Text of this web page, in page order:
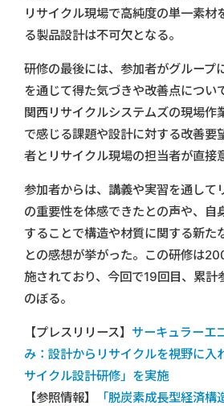
リサイクル現場で高純度の単一素材
る製品設計は不可欠となる。
研修の最後には、参加者がグループ
を通じて得た気づきや改善点につい
関西リサイクルシステムズの現場作
で感じる課題や設計に対する改善要
者とリサイクル現場の担当者が直接
参加者からは、講義や実習を通して
の重要性を体感できたとの声や、自
することで構造や材質に関する新た
との感想が挙がった。この研修は
施されており、今回で19回目、累計
のぼる。
【プレスリリース】 サーキュラーエ
み：設計からリサイクルを視野に入
サイクル設計研修」を実施
【参照情報】
「脱炭素成長型経済